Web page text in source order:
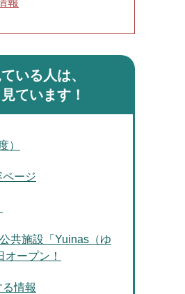
報
いる人は、
ています！
）
ページ
共施設「Yuinas（ゆ
ープン！
情報